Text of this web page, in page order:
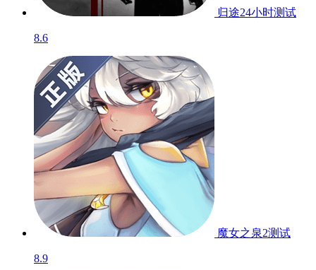
归途24小时测试
8.6
魔女之泉2测试
8.9